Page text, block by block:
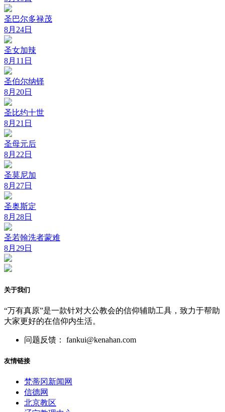
圣巴尔多禄茂
8月24日
圣女加辣
8月11日
圣伯尔纳铎
8月20日
圣比约十世
8月21日
圣母元后
8月22日
圣莫尼加
8月27日
圣奥斯定
8月28日
圣若翰洗者蒙难
8月29日
关于我们
“万有真原”是一款针对大公教会的信仰辅助工具，致力于帮助
大家更好的在信仰内生活。
问题反馈： fankui@kenahan.com
友情链接
梵蒂冈新闻网
信德网
北京教区